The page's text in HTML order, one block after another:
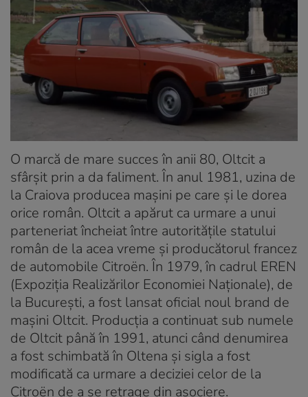
O marcă de mare succes în anii 80, Oltcit a
sfârşit prin a da faliment. În anul 1981, uzina de
la Craiova producea maşini pe care şi le dorea
orice român. Oltcit a apărut ca urmare a unui
parteneriat încheiat între autoritățile statului
român de la acea vreme și producătorul francez
de automobile Citroën. În 1979, în cadrul EREN
(Expoziția Realizărilor Economiei Naționale), de
la București, a fost lansat oficial noul brand de
mașini Oltcit. Producția a continuat sub numele
de Oltcit până în 1991, atunci când denumirea
a fost schimbată în Oltena și sigla a fost
modificată ca urmare a deciziei celor de la
Citroën de a se retrage din asociere.